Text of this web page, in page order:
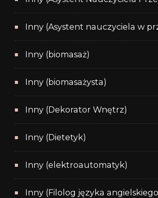
Inny (Asystent nauczyciela w
Inny (biomasaż)
Inny (biomasażysta)
Inny (Dekorator Wnętrz)
Inny (Dietetyk)
Inny (elektroautomatyk)
Inny (Filolog języka